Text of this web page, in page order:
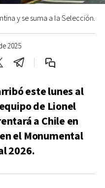
2025
y se suma a la Selección.
este lunes al
de Lionel
a Chile en
el Monumental
2026.